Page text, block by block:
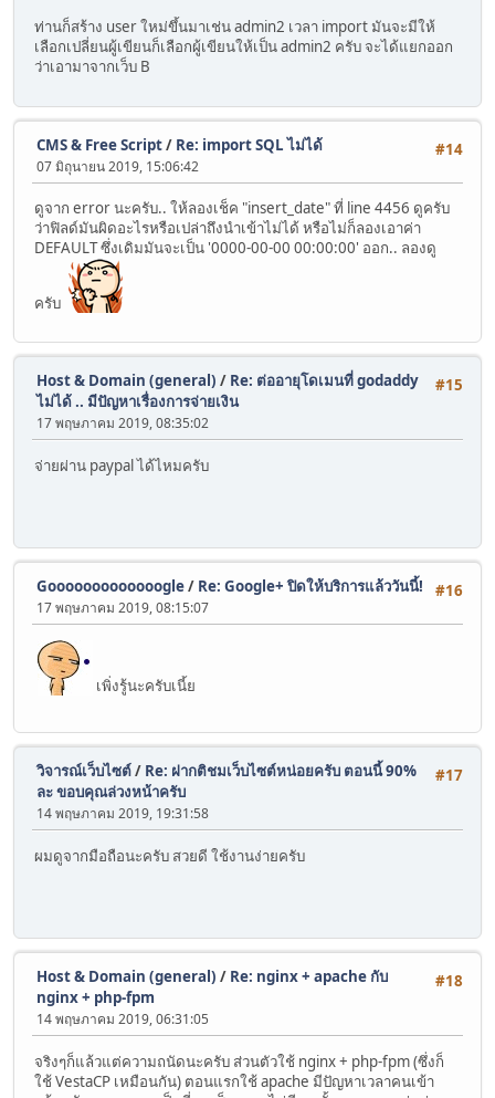
ท่านก็สร้าง user ใหม่ขึ้นมาเช่น admin2 เวลา import มันจะมีให้
เลือกเปลี่ยนผู้เขียนก็เลือกผู้เขียนให้เป็น admin2 ครับ จะได้แยกออก
ว่าเอามาจากเว็บ B
#14
CMS & Free Script/ Re: import SQL ไม่ได้
07 มิถุนายน 2019, 15:06:42
ดูจาก error นะครับ.. ให้ลองเช็ค "insert_date" ที่ line 4456 ดูครับ
ว่าฟิลด์มันผิดอะไรหรือเปล่าถึงนำเข้าไม่ได้ หรือไม่ก็ลองเอาค่า
DEFAULT ซึ่งเดิมมันจะเป็น '0000-00-00 00:00:00' ออก.. ลองดู
ครับ
#15
Host & Domain (general) / Re: ต่ออายุโดเมนที่ godaddy
ไม่ได้ .. มีปัญหาเรื่องการจ่ายเงิน
17 พฤษภาคม 2019, 08:35:02
จ่ายผ่าน paypal ได้ไหมครับ
#16
Gooooooooooooogle/ Re: Google+ ปิดให้บริการแล้ววันนี้!
17 พฤษภาคม 2019, 08:15:07
เพิ่งรู้นะครับเนี้ย
#17
วิจารณ์เว็บไซต์/ Re: ฝากติชมเว็บไซต์หน่อยครับ ตอนนี้ 90%
ละ ขอบคุณล่วงหน้าครับ
14 พฤษภาคม 2019, 19:31:58
ผมดูจากมือถือนะครับ​ สวยดี ใช้งานง่ายครับ
#18
Host & Domain (general) / Re: nginx + apache กับ
nginx + php-fpm
14 พฤษภาคม 2019, 06:31:05
จริงๆก็แล้วแต่ความถนัดนะครับ ส่วนตัวใช้ nginx + php-fpm (ซึ่งก็
ใช้ VestaCP เหมือนกัน) ตอนแรกใช้ apache มีปัญหาเวลาคนเข้า